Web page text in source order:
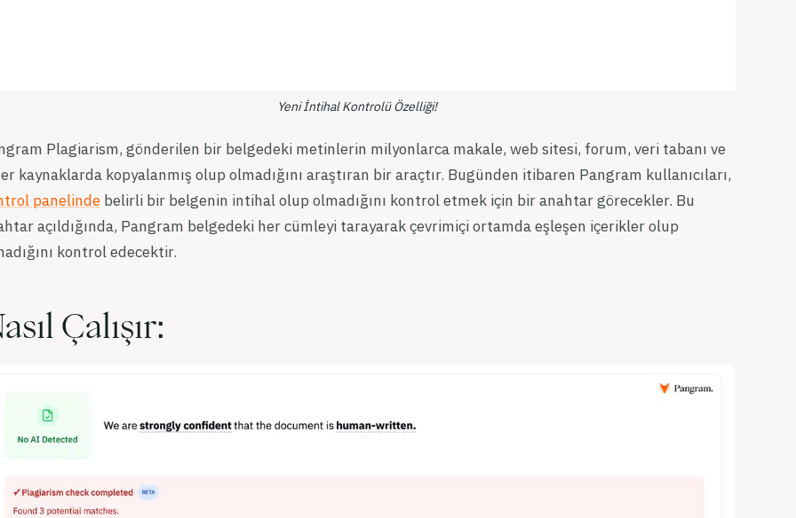
Yeni İntihal Kontrolü Özelliği!
Plagiarism, gönderilen bir belgedeki metinlerin milyonlarca makale, web sitesi, forum, veri tabanı ve
kaynaklarda kopyalanmış olup olmadığını araştıran bir araçtır. Bugünden itibaren Pangram kullanıcıları,
panelindebelirli bir belgenin intihal olup olmadığını kontrol etmek için bir anahtar görecekler. Bu
açıldığında, Pangram belgedeki her cümleyi tarayarak çevrimiçi ortamda eşleşen içerikler olup
kontrol edecektir.
Çalışır: